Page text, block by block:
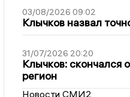
03/08/2026 09:02
Клычков назвал
31/07/2026 20:20
Клычков: скончался
регион
Новости СМИ2